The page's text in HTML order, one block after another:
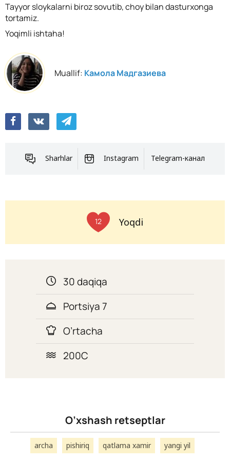
Tayyor sloykalarni biroz sovutib, choy bilan dasturxonga
tortamiz.
Yoqimli ishtaha!
Muallif: Камола Мадгазиева
Sharhlar Instagram Telegram-канал
12 Yoqdi
30 daqiqa
Portsiya 7
O’rtacha
200C
O’xshash retseptlar
archa pishiriq qatlama xamir yangi yil